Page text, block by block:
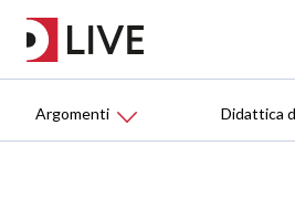
Argomenti Didattica